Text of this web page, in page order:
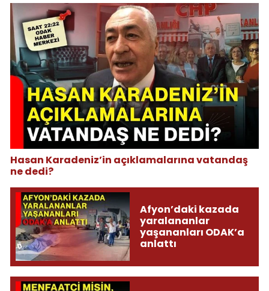
Hasan Karadeniz’in açıklamalarına vatandaş
ne dedi?
Afyon’daki kazada
yaralananlar
yaşananları ODAK’a
anlattı